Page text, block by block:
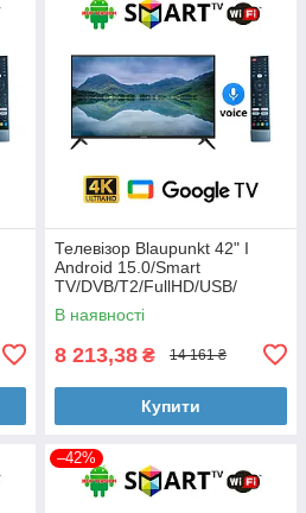
Телевізор Blaupunkt 42" I
Android 15.0/Smart
TV/DVB/T2/FullHD/USB/
(1980x1080) блютуз пульт
В наявності
8 213,38 ₴ 14 161 ₴
Купити
–42%